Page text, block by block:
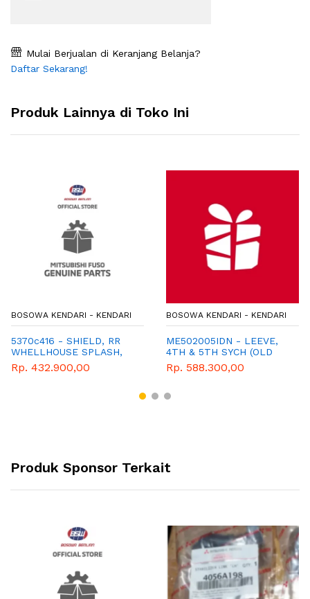
Mulai Berjualan di Keranjang Belanja?
Daftar Sekarang!
Produk Lainnya di Toko Ini
BOSOWA KENDARI - KENDARI
5370c416 - SHIELD, RR
WHELLHOUSE SPLASH,
RH
Rp. 432.900,00
BOSOWA KENDARI - KENDARI
ME502005IDN - LEEVE,
4TH & 5TH SYCH (OLD
TYPE)
Rp. 588.300,00
Produk Sponsor Terkait